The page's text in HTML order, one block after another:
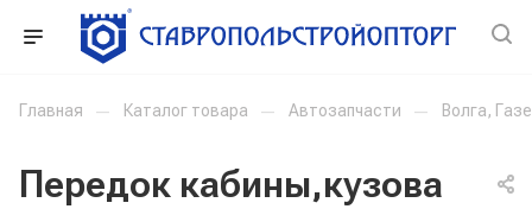
Главная — Каталог товара — Автозапчасти — Волга,
Передок кабины,кузова